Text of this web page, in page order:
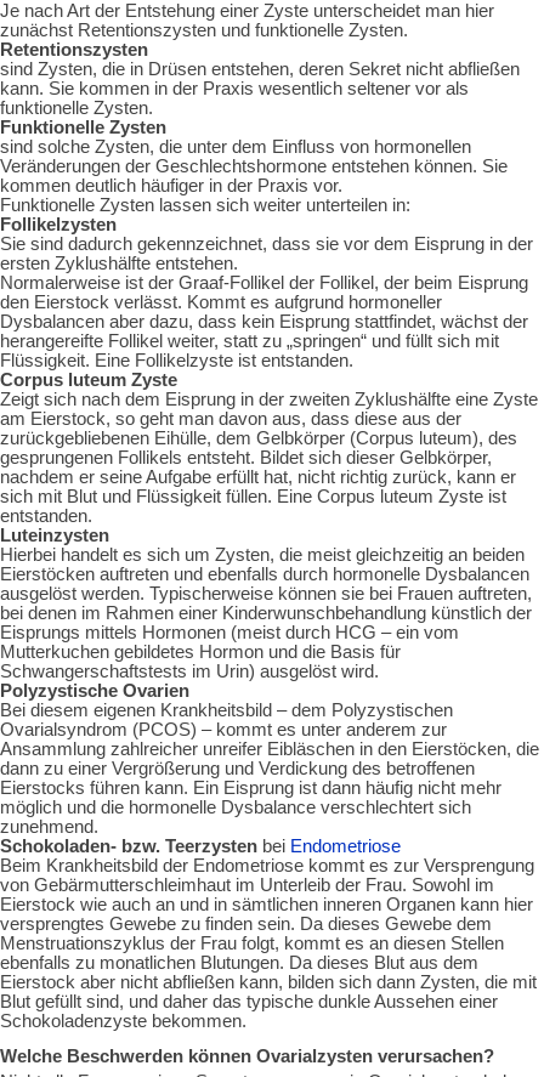
Je nach Art der Entstehung einer Zyste unterscheidet man hier
zunächst Retentionszysten und funktionelle Zysten.
Retentionszysten
sind Zysten, die in Drüsen entstehen, deren Sekret nicht abfließen
kann. Sie kommen in der Praxis wesentlich seltener vor als
funktionelle Zysten.
Funktionelle Zysten
sind solche Zysten, die unter dem Einfluss von hormonellen
Veränderungen der Geschlechtshormone entstehen können. Sie
kommen deutlich häufiger in der Praxis vor.
Funktionelle Zysten lassen sich weiter unterteilen in:
Follikelzysten
Sie sind dadurch gekennzeichnet, dass sie vor dem Eisprung in der
ersten Zyklushälfte entstehen.
Normalerweise ist der Graaf-Follikel der Follikel, der beim Eisprung
den Eierstock verlässt. Kommt es aufgrund hormoneller
Dysbalancen aber dazu, dass kein Eisprung stattfindet, wächst der
herangereifte Follikel weiter, statt zu „springen“ und füllt sich mit
Flüssigkeit. Eine Follikelzyste ist entstanden.
Corpus luteum Zyste
Zeigt sich nach dem Eisprung in der zweiten Zyklushälfte eine Zyste
am Eierstock, so geht man davon aus, dass diese aus der
zurückgebliebenen Eihülle, dem Gelbkörper (Corpus luteum), des
gesprungenen Follikels entsteht. Bildet sich dieser Gelbkörper,
nachdem er seine Aufgabe erfüllt hat, nicht richtig zurück, kann er
sich mit Blut und Flüssigkeit füllen. Eine Corpus luteum Zyste ist
entstanden.
Luteinzysten
Hierbei handelt es sich um Zysten, die meist gleichzeitig an beiden
Eierstöcken auftreten und ebenfalls durch hormonelle Dysbalancen
ausgelöst werden. Typischerweise können sie bei Frauen auftreten,
bei denen im Rahmen einer Kinderwunschbehandlung künstlich der
Eisprungs mittels Hormonen (meist durch HCG – ein vom
Mutterkuchen gebildetes Hormon und die Basis für
Schwangerschaftstests im Urin) ausgelöst wird.
Polyzystische Ovarien
Bei diesem eigenen Krankheitsbild – dem Polyzystischen
Ovarialsyndrom (PCOS) – kommt es unter anderem zur
Ansammlung zahlreicher unreifer Eibläschen in den Eierstöcken, die
dann zu einer Vergrößerung und Verdickung des betroffenen
Eierstocks führen kann. Ein Eisprung ist dann häufig nicht mehr
möglich und die hormonelle Dysbalance verschlechtert sich
zunehmend.
Schokoladen- bzw. Teerzysten bei Endometriose
Beim Krankheitsbild der Endometriose kommt es zur Versprengung
von Gebärmutterschleimhaut im Unterleib der Frau. Sowohl im
Eierstock wie auch an und in sämtlichen inneren Organen kann hier
versprengtes Gewebe zu finden sein. Da dieses Gewebe dem
Menstruationszyklus der Frau folgt, kommt es an diesen Stellen
ebenfalls zu monatlichen Blutungen. Da dieses Blut aus dem
Eierstock aber nicht abfließen kann, bilden sich dann Zysten, die mit
Blut gefüllt sind, und daher das typische dunkle Aussehen einer
Schokoladenzyste bekommen.
Welche Beschwerden können Ovarialzysten verursachen?